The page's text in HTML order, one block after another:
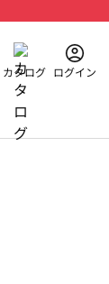
カタログ ログイン